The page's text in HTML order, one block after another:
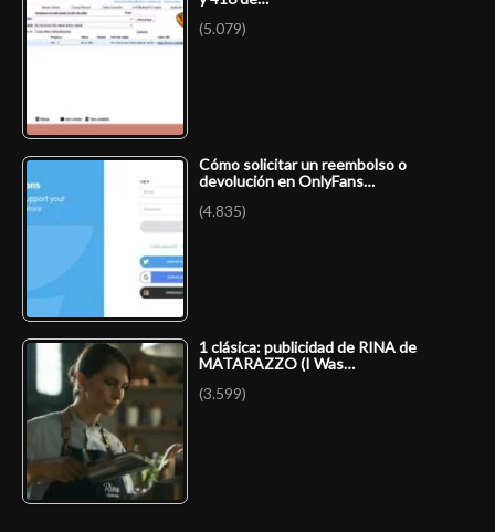
(5.079)
Cómo solicitar un reembolso o
devolución en OnlyFans…
(4.835)
1 clásica: publicidad de RINA de
MATARAZZO (I Was…
(3.599)